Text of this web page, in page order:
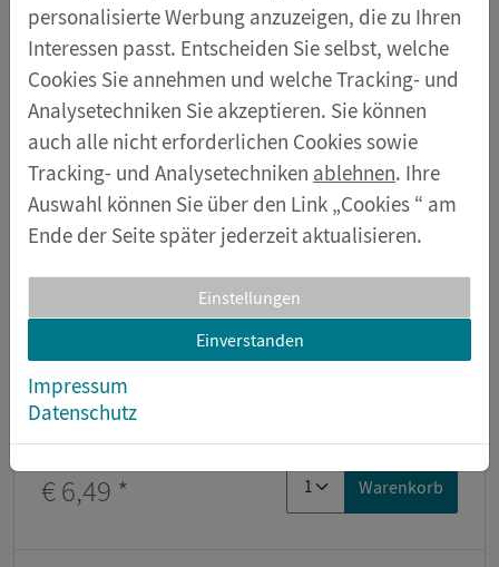
personalisierte Werbung anzuzeigen, die zu Ihren
Interessen passt. Entscheiden Sie selbst, welche
Cookies Sie annehmen und welche Tracking- und
Analysetechniken Sie akzeptieren. Sie können
auch alle nicht erforderlichen Cookies sowie
Tracking- und Analysetechniken ablehnen. Ihre
Auswahl können Sie über den Link „Cookies “ am
Ende der Seite später jederzeit aktualisieren.
Einstellungen
Einverstanden
Impressum
Datenschutz
Sortieren nach:
Blattfeder (Federstahlstreifen)
Artikelnummer 42473
€ 6,49 * Warenkorb